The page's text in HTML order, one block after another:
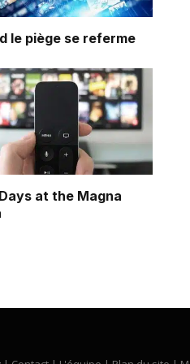
le piège se referme
at the Magna